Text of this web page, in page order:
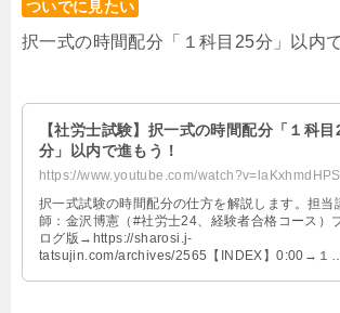
ついでに見たい
択一式の時間配分「１科目25分」以内
【社労士試験】択一式の時間配分「１科目
分」以内で進もう！
https://www.youtube.com/
択一式試験の時間配分の仕方を解説します。担当
師：金沢博憲（#社労士24、経験者合格コース）
ログ版→https://sharosi.j-
tatsujin.com/archives/2565【INDEX】0:00→１科